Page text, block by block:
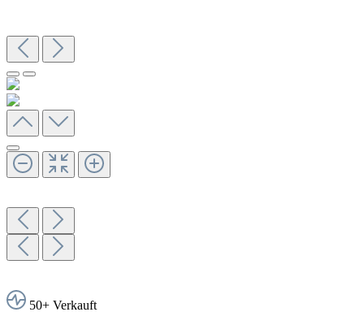
50+ Verkauft